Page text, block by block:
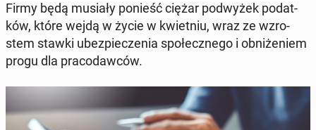
Firmy będą musiały ponieść ciężar pod­wy­żek po­dat­
ków, które wejdą w życie w kwiet­niu, wraz ze wzro­
stem stawki ubez­pie­cze­nia spo­łecz­ne­go i ob­ni­że­niem
progu dla pra­co­daw­ców.